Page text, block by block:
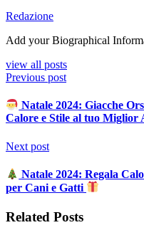
Redazione
Add your Biographical
view all posts
Previous post
Natale 2024: Giacche
Calore e Stile al tuo Miglior
Next post
Natale 2024: Regala
per Cani e Gatti
Related Posts